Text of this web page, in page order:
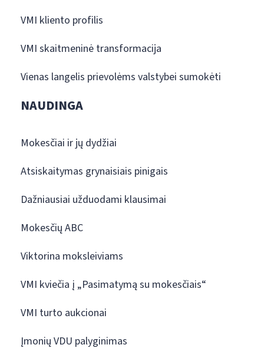
VMI kliento profilis
VMI skaitmeninė transformacija
Vienas langelis prievolėms valstybei sumokėti
NAUDINGA
Mokesčiai ir jų dydžiai
Atsiskaitymas grynaisiais pinigais
Dažniausiai užduodami klausimai
Mokesčių ABC
Viktorina moksleiviams
VMI kviečia į „Pasimatymą su mokesčiais“
VMI turto aukcionai
Įmonių VDU palyginimas